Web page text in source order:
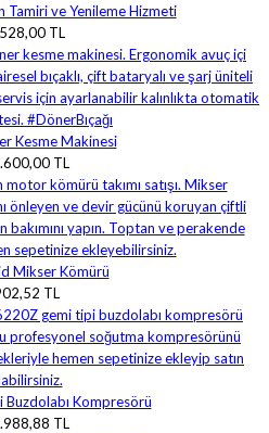
Tamiri ve Yenileme Hizmeti
TL
Kesme Makinesi
TL
Mikser Kömürü
TL
Buzdolabı Kompresörü
TL